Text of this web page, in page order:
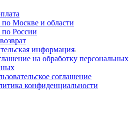
по Москве и области
по России
информация
на обработку персональных
соглашение
конфиденциальности